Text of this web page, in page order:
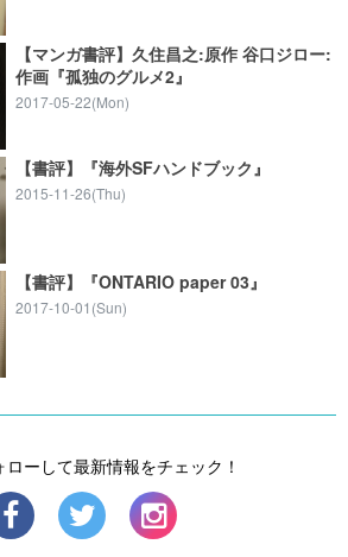
【マンガ書評】久住昌之:原作 谷口ジロー:
作画『孤独のグルメ2』
2017-05-22(Mon)
【書評】『海外SFハンドブック』
2015-11-26(Thu)
【書評】『ONTARIO paper 03』
2017-10-01(Sun)
ローして最新情報をチェック！